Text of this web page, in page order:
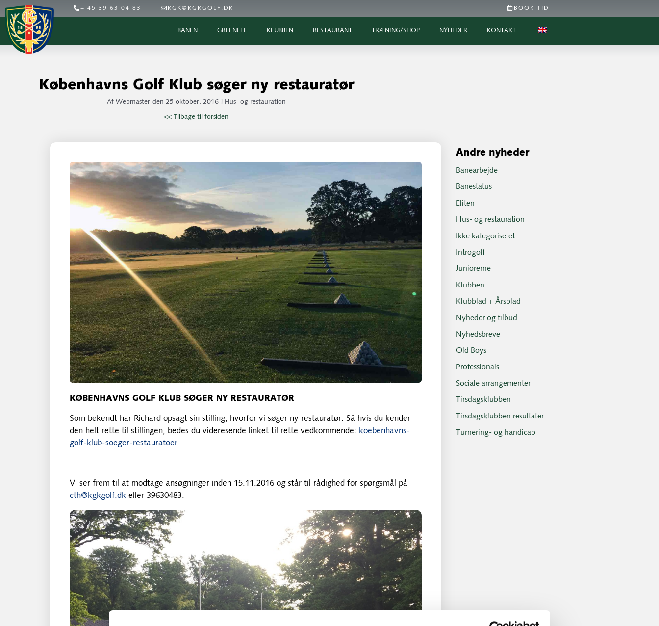
+ 45 39 63 04 83 KGK@KGKGOLF.DK BOOK TID
BANEN GREENFEE KLUBBEN RESTAURANT TRÆNING/SHOP NYHEDER KONTAKT
Københavns Golf Klub søger ny restauratør
AfWebmaster den 25 oktober, 2016 i Hus- og restauration
<< Tilbage til forsiden
KØBENHAVNS GOLF KLUB SØGER NY RESTAURATØR
Som bekendt har Richard opsagt sin stilling, hvorfor vi søger ny restauratør. Så hvis du kender
den helt rette til stillingen, bedes du videresende linket til rette vedkommende: koebenhavns-
golf-klub-soeger-restauratoer
Vi ser frem til at modtage ansøgninger inden 15.11.2016 og står til rådighed for spørgsmål på
cth@kgkgolf.dk eller 39630483.
Andre nyheder
Banearbejde
Banestatus
Eliten
Hus- og restauration
Ikke kategoriseret
Introgolf
Juniorerne
Klubben
Klubblad + Årsblad
Nyheder og tilbud
Nyhedsbreve
Old Boys
Professionals
Sociale arrangementer
Tirsdagsklubben
Tirsdagsklubben resultater
Turnering- og handicap